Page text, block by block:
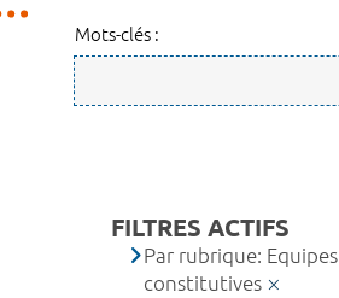
Mots-clés :
FILTRES ACTIFS
Par rubrique: Equipes
constitutives